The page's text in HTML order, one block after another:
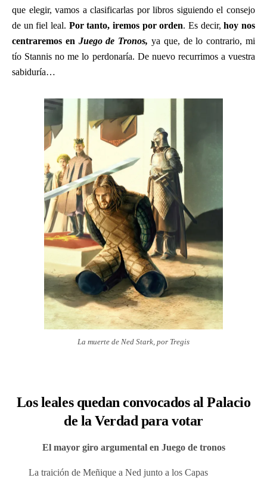
que elegir, vamos a clasificarlas por libros siguiendo el consejo
de un fiel leal. Por tanto, iremos por orden. Es decir,hoy nos
centraremos en Juego de Tronos, ya que, de lo contrario, mi
tío Stannis no me lo perdonaría. De nuevo recurrimos a vuestra
sabiduría…
La muerte de Ned Stark, por Tregis
Los leales quedan convocados al Palacio
de la Verdad para votar
El mayor giro argumental en Juego de tronos
La traición de Meñique a Ned junto a los Capas